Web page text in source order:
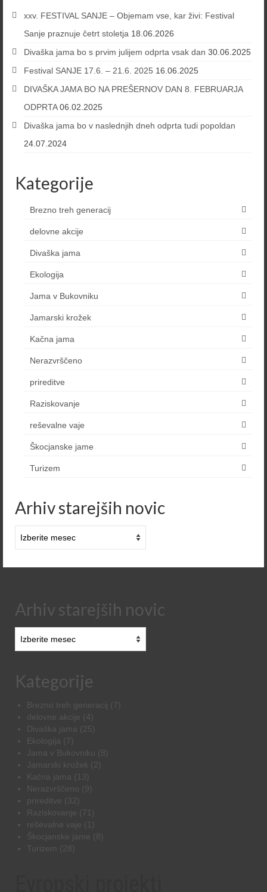
xxv. FESTIVAL SANJE – Objemam vse, kar živi: Festival
Sanje praznuje četrt stoletja 18.06.2026
Divaška jama bo s prvim julijem odprta vsak dan 30.06.2025
Festival SANJE 17.6. – 21.6. 2025 16.06.2025
DIVAŠKA JAMA BO NA PREŠERNOV DAN 8. FEBRUARJA
ODPRTA 06.02.2025
Divaška jama bo v naslednjih dneh odprta tudi popoldan
24.07.2024
Kategorije
Brezno treh generacij
delovne akcije
Divaška jama
Ekologija
Jama v Bukovniku
Jamarski krožek
Kačna jama
Nerazvrščeno
prireditve
Raziskovanje
reševalne vaje
Škocjanske jame
Turizem
Arhiv starejših novic
starejših
Arhiv starejših novic
starejših
Kategorije
Brezno treh generacij (7)
delovne akcije (4)
Divaška jama (25)
Ekologija (7)
Jama v Bukovniku
(8)
Jamarski krožek (2)
Kačna jama (13)
Nerazvrščeno (9)
prireditve (32)
Raziskovanje (71)
reševalne vaje (1)
Škocjanske jame (8)
Turizem (28)